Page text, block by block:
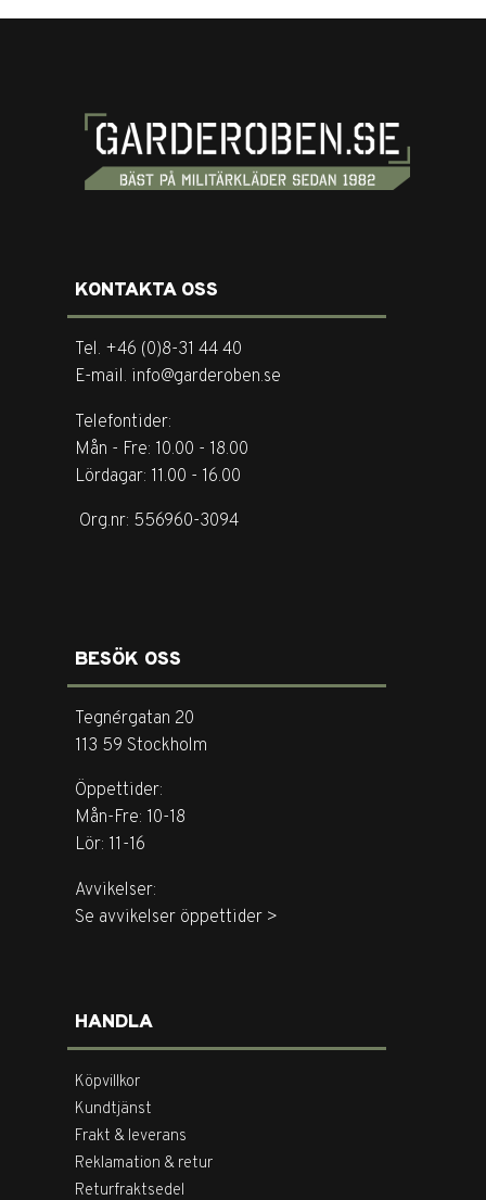
KONTAKTA OSS
Tel. +46 (0)8-31 44 40
E-mail. info@garderoben.se
Telefontider:
Mån - Fre: 10.00 - 18.00
Lördagar: 11.00 - 16.00
Org.nr: 556960-3094
BESÖK OSS
Tegnérgatan 20
113 59 Stockholm
Öppettider:
Mån-Fre: 10-18
Lör: 11-16
Avvikelser:
Se avvikelser öppettider >
HANDLA
Köpvillkor
Kundtjänst
Frakt & leverans
Reklamation & retur
Returfraktsedel